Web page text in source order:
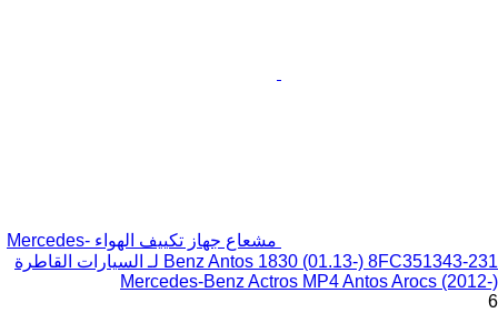
مشعاع جهاز تكييف الهواء Mercedes-
Benz Antos 1830 (01.13-) 8FC351343-231 لـ السيارات القاطرة
Mercedes-Benz Actros MP4 Antos Arocs (2012-)
6